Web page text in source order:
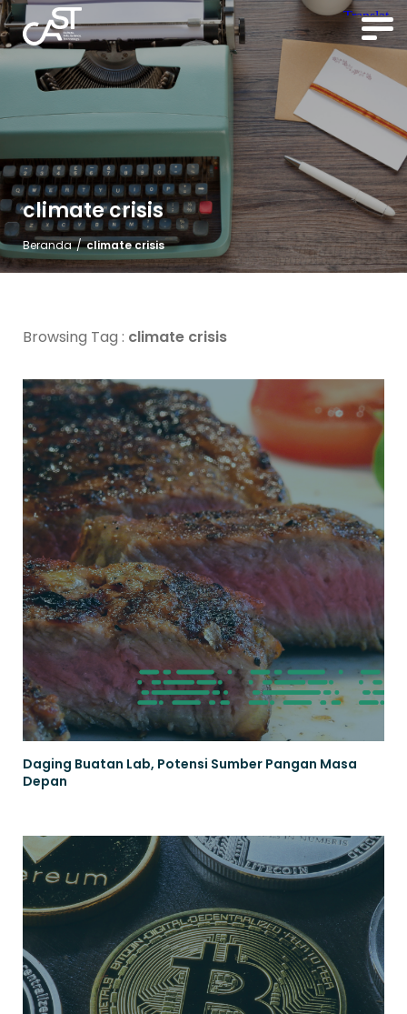
climate crisis
Beranda / climate crisis
Browsing Tag : climate crisis
Daging Buatan Lab, Potensi Sumber Pangan Masa
Depan